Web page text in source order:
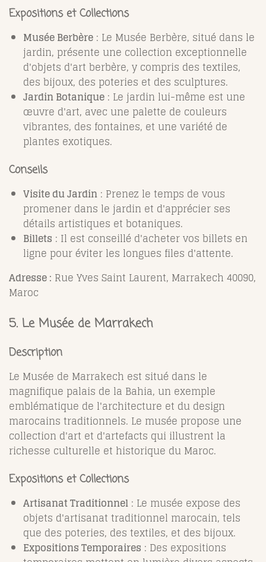
Expositions et Collections
Musée Berbère : Le Musée Berbère, situé dans le
jardin, présente une collection exceptionnelle
d'objets d'art berbère, y compris des textiles,
des bijoux, des poteries et des sculptures.
Jardin Botanique : Le jardin lui-même est une
œuvre d'art, avec une palette de couleurs
vibrantes, des fontaines, et une variété de
plantes exotiques.
Conseils
Visite du Jardin : Prenez le temps de vous
promener dans le jardin et d'apprécier ses
détails artistiques et botaniques.
Billets : Il est conseillé d'acheter vos billets en
ligne pour éviter les longues files d'attente.
Adresse : Rue Yves Saint Laurent, Marrakech 40090,
Maroc
5. Le Musée de Marrakech
Description
Le Musée de Marrakech est situé dans le
magnifique palais de la Bahia, un exemple
emblématique de l'architecture et du design
marocains traditionnels. Le musée propose une
collection d'art et d'artefacts qui illustrent la
richesse culturelle et historique du Maroc.
Expositions et Collections
Artisanat Traditionnel : Le musée expose des
objets d'artisanat traditionnel marocain, tels
que des poteries, des textiles, et des bijoux.
Expositions Temporaires : Des expositions